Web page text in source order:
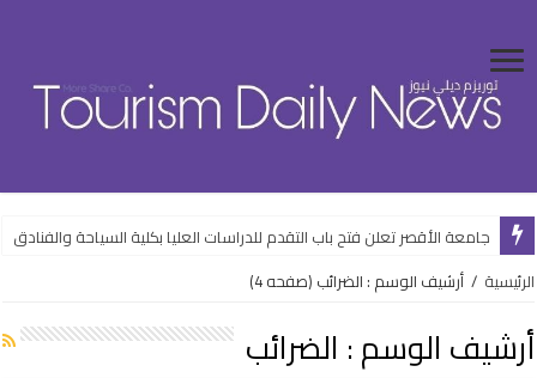
جامعة الأقصر تعلن فتح باب التقدم للدراسات العليا بكلية السياحة والفنادق
ضبط المتهم بالنصب على راغبي السفر للخارج بالقاهرة
الرئيسية / أرشيف الوسم : الضرائب (صفحه 4)
أرشيف الوسم : الضرائب